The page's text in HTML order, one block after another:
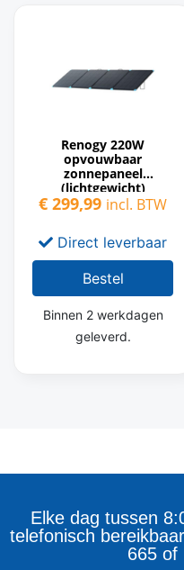
Renogy 220W
opvouwbaar
zonnepaneel
(lichtgewicht)
€ 299,99 incl. BTW
Direct leverbaar
Bestel
Binnen 2 werkdagen
geleverd.
Elke dag tussen
telefonisch
665 of